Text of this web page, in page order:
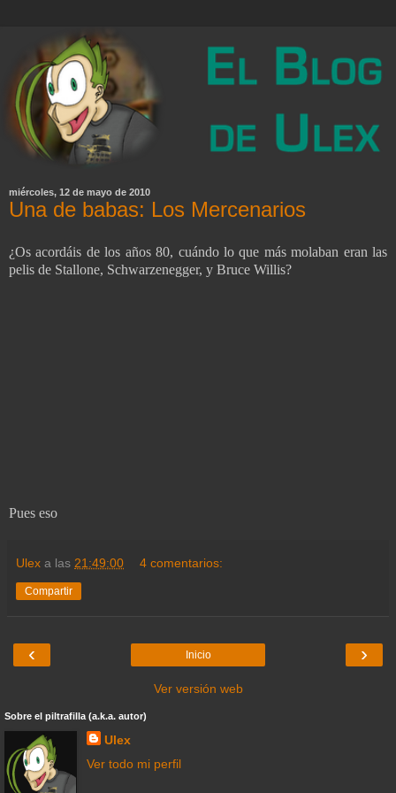
miércoles, 12 de mayo de 2010
Una de babas: Los Mercenarios
¿Os acordáis de los años 80, cuándo lo que más molaban eran las
pelis de Stallone, Schwarzenegger, y Bruce Willis?
Pues eso
Ulex a las 21:49:00 4 comentarios:
Compartir
‹ ›
Inicio
Ver versión web
Sobre el piltrafilla (a.k.a. autor)
Ulex
Ver todo mi perfil